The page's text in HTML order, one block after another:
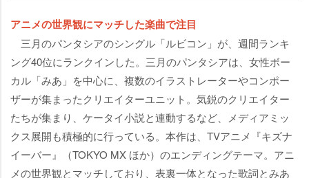
アニメの世界観にマッチした楽曲で注目
三月のパンタシアのシングル「ルビコン」が、週間ランキ
ング40位にランクインした。三月のパンタシアは、女性ボー
カル「みあ」を中心に、複数のイラストレーターやコンポー
ザーが集まったクリエイターユニット。気鋭のクリエイター
たちが集まり、ケータイ小説と連動するなど、メディアミッ
クス展開も積極的に行っている。本作は、TVアニメ『キズナ
イーバー』（TOKYO MX ほか）のエンディングテーマ。アニ
メの世界観とマッチしており、表裏一体となった歌詞とみあ